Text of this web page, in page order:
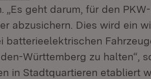
geht darum, für den
abzusichern. Dies wird ein
batterieelektrischen
Württemberg zu halten“,
in Stadtquartieren etabliert